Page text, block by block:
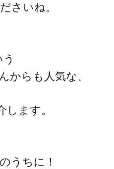
さいね。
からも人気な、
します。
うちに！